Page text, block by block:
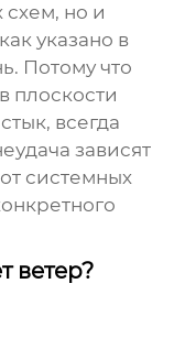
схем, но и
указано в
Потому что
плоскости
всегда
зависят
системных
ветер?